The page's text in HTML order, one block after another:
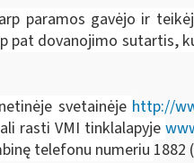
paramos gavėjo ir
dovanojimo sutartis,
svetainėje http://
rasti VMI tinklalapyje
telefonu numeriu 1882